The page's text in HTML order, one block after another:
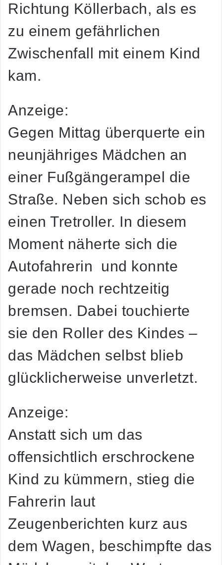
Richtung Köllerbach, als es
zu einem gefährlichen
Zwischenfall mit einem Kind
kam.
Anzeige:
Gegen Mittag überquerte ein
neunjähriges Mädchen an
einer Fußgängerampel die
Straße. Neben sich schob es
einen Tretroller. In diesem
Moment näherte sich die
Autofahrerin und konnte
gerade noch rechtzeitig
bremsen. Dabei touchierte
sie den Roller des Kindes –
das Mädchen selbst blieb
glücklicherweise unverletzt.
Anzeige:
Anstatt sich um das
offensichtlich erschrockene
Kind zu kümmern, stieg die
Fahrerin laut
Zeugenberichten kurz aus
dem Wagen, beschimpfte das